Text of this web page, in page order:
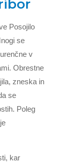
Posojilo
se
v
Obrestne
zneska in
se
Poleg
kar